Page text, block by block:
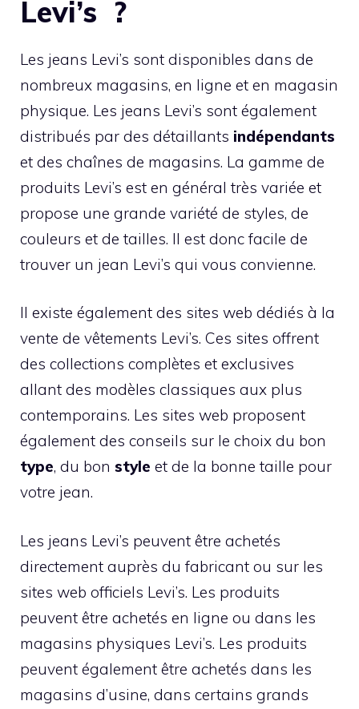
Levi’s ?
Les jeans Levi’s sont disponibles dans de
nombreux magasins, en ligne et en magasin
physique. Les jeans Levi’s sont également
distribués par des détaillants indépendants
et des chaînes de magasins. La gamme de
produits Levi’s est en général très variée et
propose une grande variété de styles, de
couleurs et de tailles. Il est donc facile de
trouver un jean Levi’s qui vous convienne.
Il existe également des sites web dédiés à la
vente de vêtements Levi’s. Ces sites offrent
des collections complètes et exclusives
allant des modèles classiques aux plus
contemporains. Les sites web proposent
également des conseils sur le choix du bon
type, du bon style et de la bonne taille pour
votre jean.
Les jeans Levi’s peuvent être achetés
directement auprès du fabricant ou sur les
sites web officiels Levi’s. Les produits
peuvent être achetés en ligne ou dans les
magasins physiques Levi’s. Les produits
peuvent également être achetés dans les
magasins d’usine, dans certains grands